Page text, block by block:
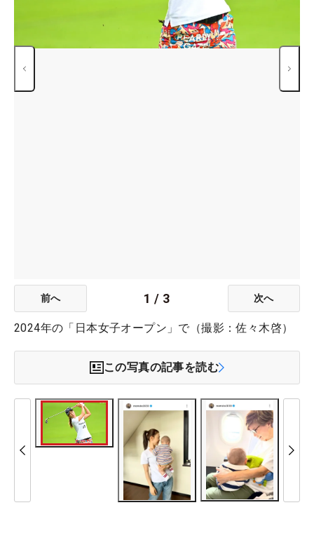
前へ 1 / 3 次へ
2024年の「日本女子オープン」で（撮影：佐々木啓）
この写真の記事を読む